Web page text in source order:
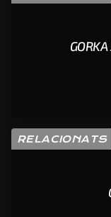
RELACIONATS